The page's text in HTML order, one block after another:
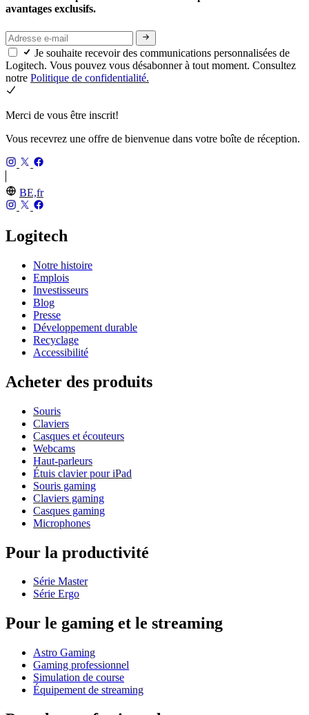
avantages exclusifs.
Je souhaite recevoir des communications personnalisées de
Logitech. Vous pouvez vous désabonner à tout moment. Consultez
notre Politique de confidentialité.
Merci de vous être inscrit!
Vous recevrez une offre de bienvenue dans votre boîte de réception.
BE,fr
Logitech
Notre histoire
Emplois
Investisseurs
Blog
Presse
Développement durable
Recyclage
Accessibilité
Acheter des produits
Souris
Claviers
Casques et écouteurs
Webcams
Haut-parleurs
Étuis clavier pour iPad
Souris gaming
Claviers gaming
Casques gaming
Microphones
Pour la productivité
Série Master
Série Ergo
Pour le gaming et le streaming
Astro Gaming
Gaming professionnel
Simulation de course
Équipement de streaming